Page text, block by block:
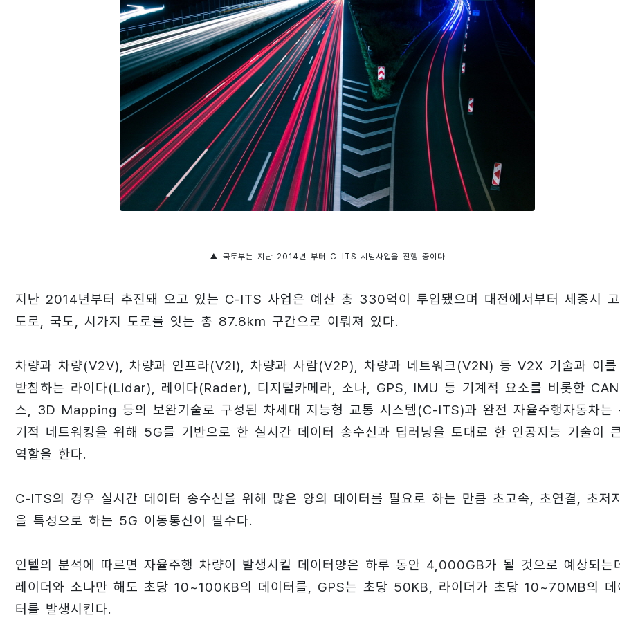
▲ 국토부는 지난 2014년 부터 C-ITS 시범사업을 진행 중이다
지난 2014년부터 추진돼 오고 있는 C-ITS 사업은 예산 총 330억이 투입됐으며 대전에서부터 세종시
도로, 국도, 시가지 도로를 잇는 총 87.8km 구간으로 이뤄져 있다.
차량과 차량(V2V), 차량과 인프라(V2I), 차량과 사람(V2P), 차량과 네트워크(V2N) 등 V2X 기술과 이
받침하는 라이다(Lidar), 레이다(Rader), 디지털카메라, 소나, GPS, IMU 등 기계적 요소를 비롯한
스, 3D Mapping 등의 보완기술로 구성된 차세대 지능형 교통 시스템(C-ITS)과 완전 자율주행자동차는
기적 네트워킹을 위해 5G를 기반으로 한 실시간 데이터 송수신과 딥러닝을 토대로 한 인공지능 기술이
역할을 한다.
C-ITS의 경우 실시간 데이터 송수신을 위해 많은 양의 데이터를 필요로 하는 만큼 초고속, 초연결, 초저
을 특성으로 하는 5G 이동통신이 필수다.
인텔의 분석에 따르면 자율주행 차량이 발생시킬 데이터양은 하루 동안 4,000GB가 될 것으로 예상되는
레이더와 소나만 해도 초당 10~100KB의 데이터를, GPS는 초당 50KB, 라이더가 초당 10~70MB의 데
터를 발생시킨다.